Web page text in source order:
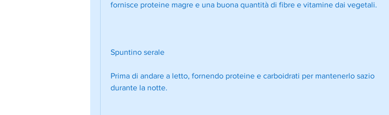
fornisce proteine magre e una buona quantità di fibre e vitamine dai vegetali.
Spuntino serale
Prima di andare a letto, fornendo proteine e carboidrati per mantenerlo sazio
durante la notte.